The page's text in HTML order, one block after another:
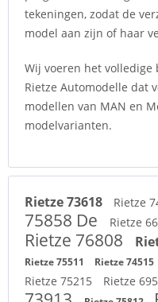
tekeningen, zodat de
model aan zijn of haar
Wij voeren het
Rietze Automodelle dat
modellen van MAN en
modelvarianten.
Rietze 73618 Rietze
75858 De
Rietze
Rietze 76808
Rietze 75511 Rietze 74515
Rietze 75215
Rietze